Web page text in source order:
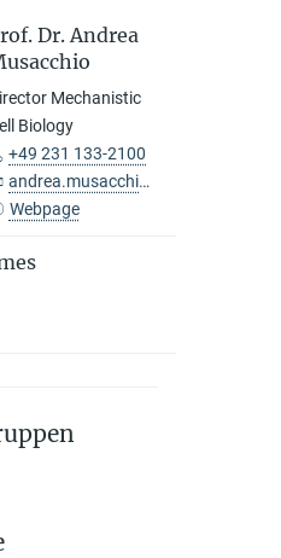
Dr. Andrea
Mechanistic
Biology
+49 231 133-2100
andrea.musacchio@...
Webpage